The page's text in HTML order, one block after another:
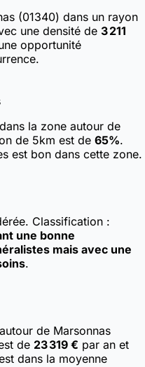
(01340) dans un rayon
une densité de 3 211
opportunité
la zone autour de
de 5km est de 65%.
est bon dans cette zone.
Classification :
une bonne
mais avec une
.
de Marsonnas
de 23 319 € par an et
dans la moyenne